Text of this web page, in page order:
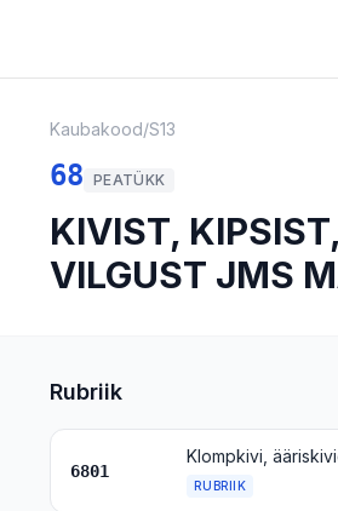
Kaubakood/S13
68 PEATÜKK
KIVIST,
VILGUST JMS
Rubriik
6801
Klompkivi,
RUBRIIK